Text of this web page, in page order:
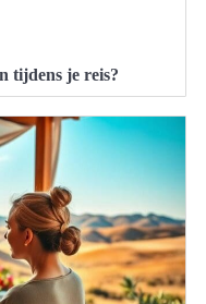
tijdens je reis?